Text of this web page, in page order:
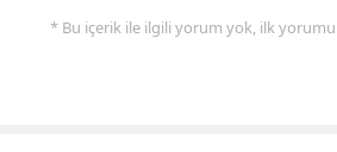
* Bu içerik ile ilgili yorum yok, ilk yorumu